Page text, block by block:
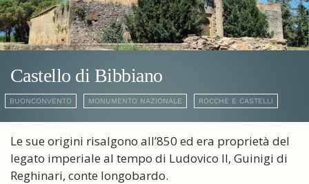
Castello di Bibbiano
BUONCONVENTO MONUMENTO NAZIONALE ROCCHE E CASTELLI
Le sue origini risalgono all’850 ed era proprietà del
legato imperiale al tempo di Ludovico II, Guinigi di
Reghinari, conte longobardo.